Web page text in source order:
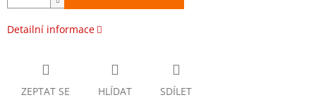
Detailní informace
ZEPTAT SE HLÍDAT SDÍLET